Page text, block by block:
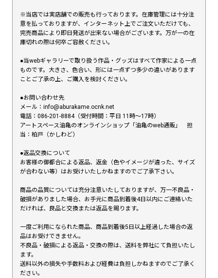
※当店では実店舗での販売も行っております。在庫管理には十分注
意を払っておりますが、インターネット上でご注文いただけても、
完売商品により即日発送が出来ない場合がございます。万が一の在
庫切れの際は何卒ご容赦ください。
●当webギャラリーで取り扱う作品・グッズはすべて作家による一点
ものです。大きさ、色合い、形には一点ずつ多少の違いがあります
ことご了承の上、ご購入を検討ください。
●お問い合わせ先
メール：info@aburakame.ocnk.net
電話：086-201-8884（受付時間：平日 11時〜17時）
アートスペース油亀のオンラインショップ「油亀のweb通販」 担
当：柏戸（かしわど）
●返品交換について
お客様の御都合による返品、返金（色やイメージが違った、サイズ
が合わない等）はお受けいたしかねますのでご了承下さい。
商品の品質については充分注意いたしておりますが、万一不良品・
破損がありました場合、お手元に商品到着後4日以内にご連絡いた
だければ、良品と交換または返品を賜ります。
一度ご利用になられた商品、商品到着後5日以上経過した場合の返
品はお受けできません。
不良品・破損による返品・交換の際は、送料を弊社にて負担いたし
ます。
送料以外の損失や手数料および経費は負担しかねますのでご了承く
ださい。